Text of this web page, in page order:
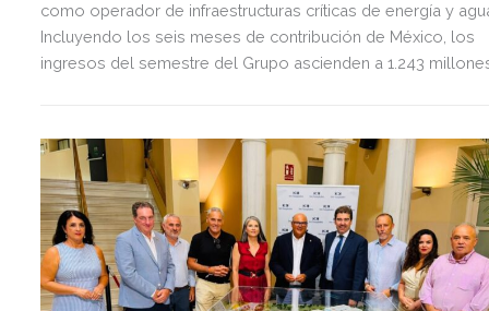
como operador de infraestructuras críticas de energía y
Incluyendo los seis meses de contribución de México, los
ingresos del semestre del Grupo ascienden a 1.243